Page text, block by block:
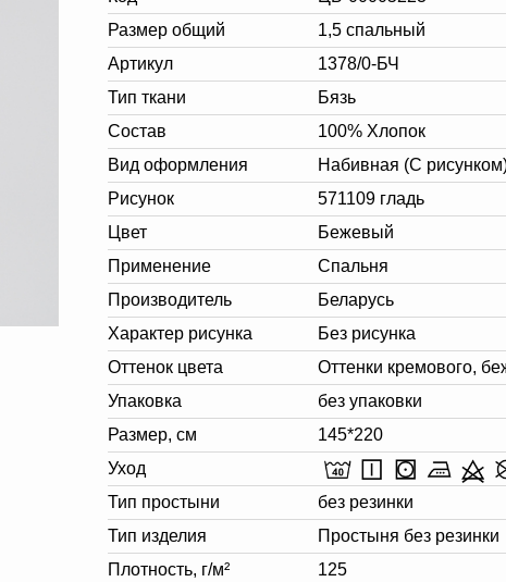
Размер общий
1,5 спальный
Артикул
1378/0-БЧ
Тип ткани
Бязь
Состав
100% Хлопок
Вид оформления
Набивная (С
Рисунок
571109 гладь
Цвет
Бежевый
Применение
Спальня
Производитель
Беларусь
Характер рисунка
Без рисунка
Оттенок цвета
Оттенки кремового,
Упаковка
без упаковки
Размер, см
145*220
Уход
Тип простыни
без резинки
Тип изделия
Простыня без резинки
Плотность, г/м²
125